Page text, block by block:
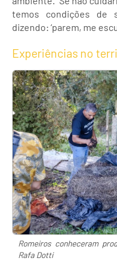
temos condições de
dizendo: ‘parem, me
Experiências no
Romeiros conheceram
Rafa Dotti